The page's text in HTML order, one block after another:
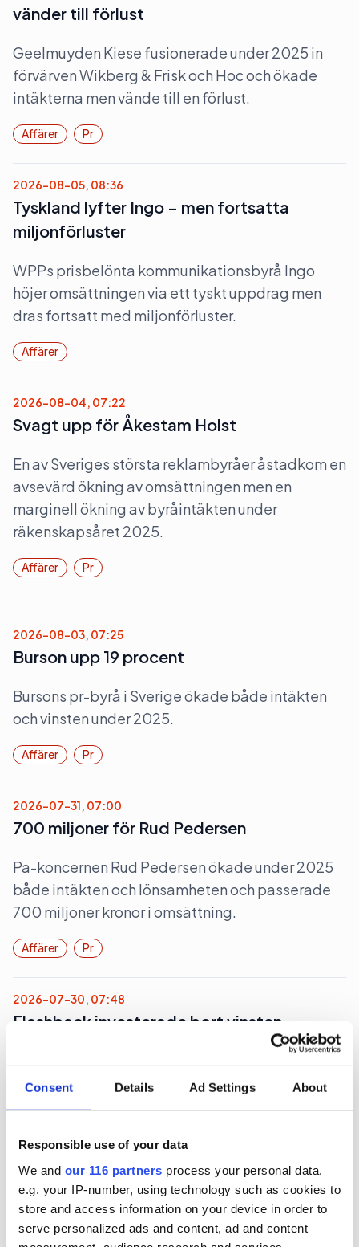
Consent Details Ad Settings About
Responsible use of your data
We and our 116 partners process your personal data,
e.g. your IP-number, using technology such as cookies to
store and access information on your device in order to
serve personalized ads and content, ad and content
vänder till förlust
Geelmuyden Kiese fusionerade under 2025 in
förvärven Wikberg & Frisk och Hoc och ökade
intäkterna men vände till en förlust.
Affärer Pr
2026-08-05, 08:36
Tyskland lyfter Ingo – men fortsatta
miljonförluster
WPPs prisbelönta kommunikationsbyrå Ingo
höjer omsättningen via ett tyskt uppdrag men
dras fortsatt med miljonförluster.
Affärer
2026-08-04, 07:22
Svagt upp för Åkestam Holst
En av Sveriges största reklambyråer åstadkom en
avsevärd ökning av omsättningen men en
marginell ökning av byråintäkten under
räkenskapsåret 2025.
Affärer Pr
2026-08-03, 07:25
Burson upp 19 procent
Bursons pr-byrå i Sverige ökade både intäkten
och vinsten under 2025.
Affärer Pr
2026-07-31, 07:00
700 miljoner för Rud Pedersen
Pa-koncernen Rud Pedersen ökade under 2025
både intäkten och lönsamheten och passerade
700 miljoner kronor i omsättning.
Affärer Pr
2026-07-30, 07:48
Flashback investerade bort vinsten
ökade omsättningen men tappade i lönsamhet
under 2025.
Affärer Medier
2026-07-28, 06:37
Rött för Obeya